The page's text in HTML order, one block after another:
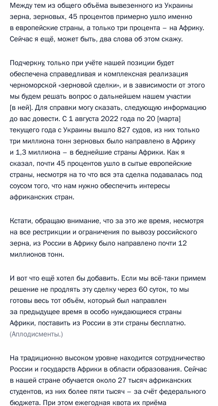
Между тем из общего объёма вывезенного из Украины
зерна, зерновых, 45 процентов примерно ушло именно
в европейские страны, а только три процента – на Африку.
Сейчас я ещё, может быть, два слова об этом скажу.
Подчеркну, только при учёте нашей позиции будет
обеспечена справедливая и комплексная реализация
черноморской «зерновой сделки», и в зависимости от этого
мы будем решать вопрос о дальнейшем нашем участии
[в ней]. Для справки могу сказать, следующую информацию
до вас довести. С 1 августа 2022 года по 20 [марта]
текущего года с Украины вышло 827 судов, из них только
три миллиона тонн зерновых было направлено в Африку
и 1,3 миллиона – в беднейшие страны Африки. Как я
сказал, почти 45 процентов ушло в сытые европейские
страны, несмотря на то что вся эта сделка подавалась под
соусом того, что нам нужно обеспечить интересы
африканских стран.
Кстати, обращаю внимание, что за это же время, несмотря
на все рестрикции и ограничения по вывозу российского
зерна, из России в Африку было направлено почти 12
миллионов тонн.
И вот что ещё хотел бы добавить. Если мы всё-таки примем
решение не продлять эту сделку через 60 суток, то мы
готовы весь тот объём, который был направлен
за предыдущее время в особо нуждающиеся страны
Африки, поставить из России в эти страны бесплатно.
(Аплодисменты.)
На традиционно высоком уровне находится сотрудничество
России и государств Африки в области образования. Сейчас
в нашей стране обучается около 27 тысяч африканских
студентов, из них более пяти тысяч – за счёт федерального
бюджета. При этом ежегодная квота их приёма